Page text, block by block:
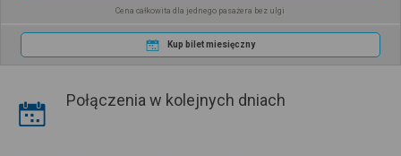
Cena całkowita dla jednego pasażera bez ulgi
Kup bilet miesięczny
Połączenia w kolejnych dniach